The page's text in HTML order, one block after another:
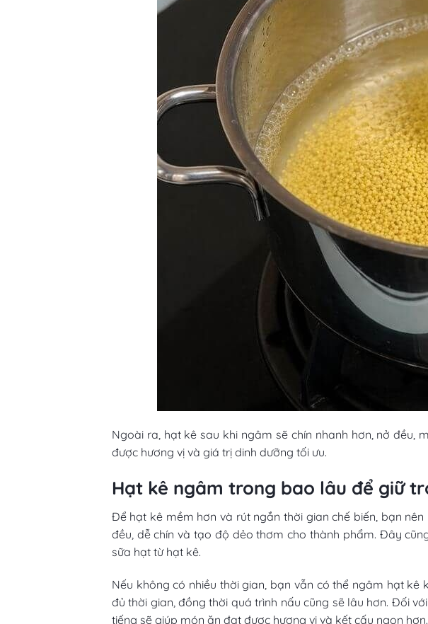
Ngoài ra, hạt kê sau khi ngâm sẽ chín nhanh hơn, nở
được hương vị và giá trị dinh dưỡng tối ưu.
Hạt kê ngâm trong bao lâu để giữ
Để hạt kê mềm hơn và rút ngắn thời gian chế biến, bạn
đều, dễ chín và tạo độ dẻo thơm cho thành phẩm. Đây
sữa hạt từ hạt kê.
Nếu không có nhiều thời gian, bạn vẫn có thể ngâm hạt kê
đủ thời gian, đồng thời quá trình nấu cũng sẽ lâu hơn. Đối
tiếng sẽ giúp món ăn đạt được hương vị và kết cấu ngon hơn.